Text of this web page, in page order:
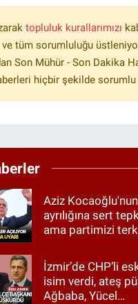
topluluk kurallarımızı
tüm sorumluluğu
Son Mühür - Son Dakika
hiçbir şekilde
Aziz
ayrılığına sert
ama partimizi
İzmir’de CHP’li
isim verdi, ateş
Ağbaba, Yücel…